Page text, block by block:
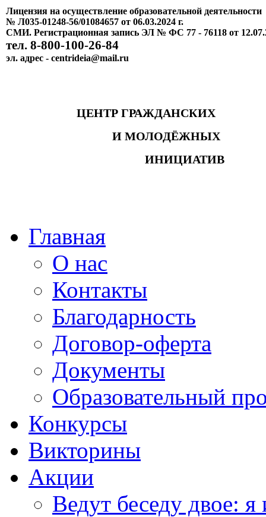
Лицензия на осуществление образовательной деятельности
№ Л035-01248-56/01084657 от 06.03.2024 г.
СМИ. Регистрационная запись ЭЛ № ФС 77 - 76118 от
тел. 8-800-100-26-84
эл. адрес - centrideia@mail.ru
ЦЕНТР ГРАЖДАНСКИХ
И МОЛОДЁЖНЫХ
ИНИЦИАТИВ
Главная
О нас
Контакты
Благодарность
Договор-оферта
Документы
Образовательный
Конкурсы
Викторины
Акции
Ведут беседу двое: я